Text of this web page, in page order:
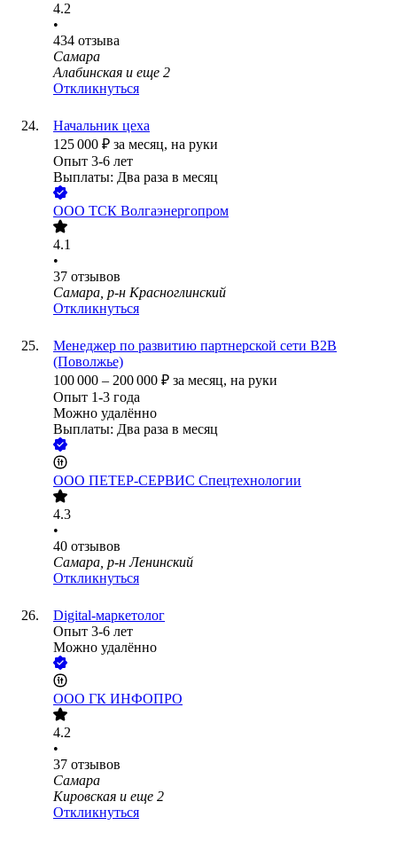
4.2
•
434 отзыва
Самара
Алабинская и еще 2
Откликнуться
Начальник цеха
125 000 ₽ за месяц, на руки
Опыт 3-6 лет
Выплаты: Два раза в месяц
ООО ТСК Волгаэнергопром
4.1
•
37 отзывов
Самара, р-н Красноглинский
Откликнуться
Менеджер по развитию партнерской сети B2B
(Поволжье)
100 000 – 200 000 ₽ за месяц, на руки
Опыт 1-3 года
Можно удалённо
Выплаты: Два раза в месяц
ООО ПЕТЕР-СЕРВИС Спецтехнологии
4.3
•
40 отзывов
Самара, р-н Ленинский
Откликнуться
Digital-маркетолог
Опыт 3-6 лет
Можно удалённо
ООО ГК ИНФОПРО
4.2
•
37 отзывов
Самара
Кировская и еще 2
Откликнуться